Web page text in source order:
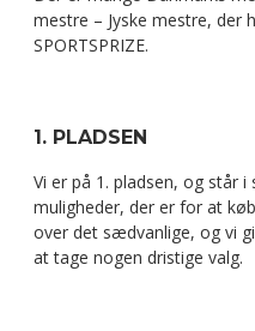
mestre – Jyske mestre, der
SPORTSPRIZE.
1. PLADSEN
Vi er på 1. pladsen, og står
muligheder, der er for at
over det sædvanlige, og vi
at tage nogen dristige valg.